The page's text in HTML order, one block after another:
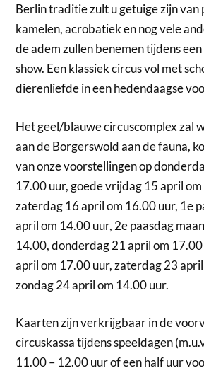
Berlin traditie zult u getuige zijn van
kamelen, acrobatiek en nog vele
de adem zullen benemen tijdens
show. Een klassiek circus vol met
dierenliefde in een hedendaagse
Het geel/blauwe circuscomplex zal
aan de Borgerswold aan de fauna,
van onze voorstellingen op
17.00 uur, goede vrijdag 15 april
zaterdag 16 april om 16.00 uur, 1e
april om 14.00 uur, 2e paasdag
14.00, donderdag 21 april om
april om 17.00 uur, zaterdag 23
zondag 24 april om 14.00 uur.
Kaarten zijn verkrijgbaar in de
circuskassa tijdens speeldagen
11.00 – 12.00 uur of een half uur